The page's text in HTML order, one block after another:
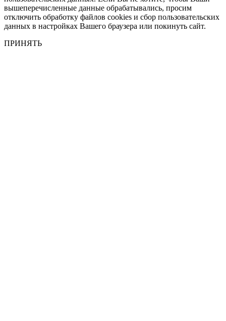
вышеперечисленные данные обрабатывались, просим
отключить обработку файлов cookies и сбор пользовательских
данных в настройках Вашего браузера или покинуть сайт.
ПРИНЯТЬ